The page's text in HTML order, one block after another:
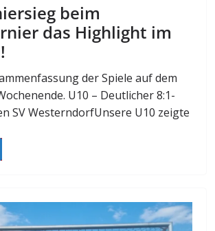
beim
das Highlight im
der Spiele auf dem
U10 – Deutlicher 8:1-
SV WesterndorfUnsere U10 zeigte